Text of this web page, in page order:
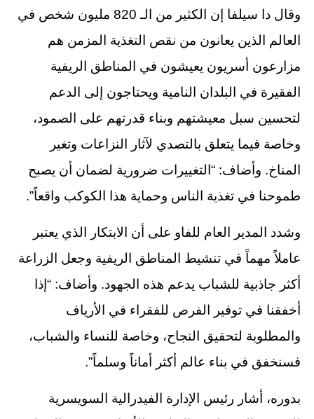
وقال دا سيلفا إن الكثير من الـ 820 مليون شخص في
العالم الذين يعانون من نقص التغذية المزمن هم
مزارعون أسريون يعيشون في المناطق الريفية
الفقيرة في البلدان النامية ويحتاجون إلى الدعم
لتحسين سبل معيشتهم وبناء قدرتهم على الصمود،
وخاصة فيما يتعلق بالتصدي لآثار النزاعات وتغير
المناخ. وأضاف: “التغييرات ضرورية لضمان أن يصبح
طموحنا في تغذية الناس وحماية هذا الكوكب واقعاً”.
وشدد المدير العام للفاو على أن الابتكار الذي يعتبر
عاملاً مهماً في تنشيط المناطق الريفية وجعل الزراعة
أكثر جاذبية للشباب يدعم هذه الجهود. وأضاف: “إذا
أخفقنا في توفير الفرص للفقراء في الأرياف
والمطلوبة لتحقيق النجاح، وخاصة للنساء والشباب،
فسنخفق في بناء عالم أكثر أماناً وسلماً”.
بدوره، أشار رئيس الإدارة الفيدرالية السويسرية